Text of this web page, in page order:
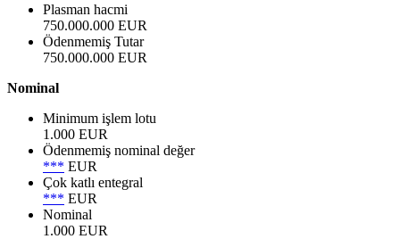
Plasman hacmi
750.000.000 EUR
Ödenmemiş Tutar
750.000.000 EUR
Nominal
Minimum işlem lotu
1.000 EUR
Ödenmemiş nominal değer
*** EUR
Çok katlı entegral
*** EUR
Nominal
1.000 EUR